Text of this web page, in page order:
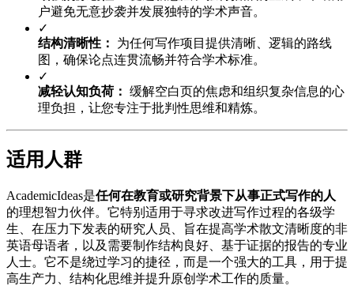
户避免无意抄袭并发展独特的学术声音。
✓
结构清晰性：
为任何写作项目提供清晰、逻辑的路线
图，确保论点连贯流畅并符合学术标准。
✓
减轻认知负荷： 缓解空白页的焦虑和组织复杂信息的心
理负担，让您专注于批判性思维和精炼。
适用人群
AcademicIdeas是任何在教育或研究背景下从事正式写作的人
的理想智力伙伴。它特别适用于寻求改进写作过程的各级学
生、在压力下发表的研究人员、旨在提高学术散文清晰度的非
英语母语者，以及需要制作结构良好、基于证据的报告的专业
人士。它不是绕过学习的捷径，而是一个强大的工具，用于提
高生产力、结构化思维并提升原创学术工作的质量。